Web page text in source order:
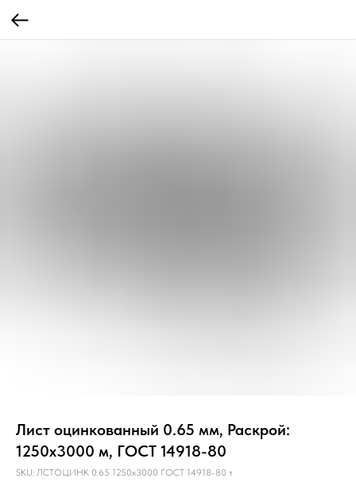
Лист оцинкованный 0.65 мм, Раскрой:
1250х3000 м, ГОСТ 14918-80
SKU: ЛСТОЦИНК 0.65 1250х3000 ГОСТ 14918-80 т